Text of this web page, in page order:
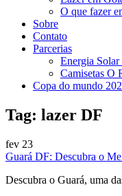
O que fazer
Sobre
Contato
Parcerias
Energia Solar
Camisetas O
Copa do mundo
Tag: lazer DF
fev 23
Guará DF: Descubra o
Descubra o Guará, uma